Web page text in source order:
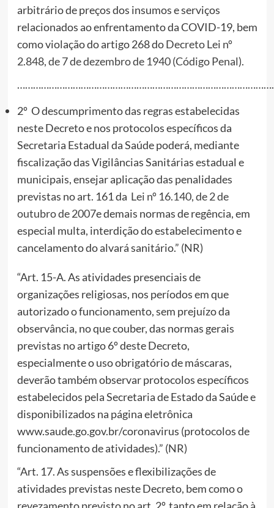
arbitrário de preços dos insumos e serviços
relacionados ao enfrentamento da COVID-19, bem
como violação do artigo 268 doDecreto Lei nº
2.848, de 7 de dezembro de 1940 (Código Penal).
2º O descumprimento das regras estabelecidas
neste Decreto e nos protocolos específicos da
Secretaria Estadual da Saúde poderá, mediante
fiscalização das Vigilâncias Sanitárias estadual e
municipais, ensejar aplicação das penalidades
previstas no art. 161 da Lei nº 16.140, de 2 de
outubro de 2007e demais normas de regência, em
especial multa, interdição do estabelecimento e
cancelamento do alvará sanitário.” (NR)
“Art. 15-A. As atividades presenciais de
organizações religiosas, nos períodos em que
autorizado o funcionamento, sem prejuízo da
observância, no que couber, das normas gerais
previstas no artigo 6º deste Decreto,
especialmente o uso obrigatório de máscaras,
deverão também observar protocolos específicos
estabelecidos pela Secretaria de Estado da Saúde e
disponibilizados na página eletrônica
www.saude.go.gov.br/coronavirus (protocolos de
funcionamento de atividades).” (NR)
“Art. 17. As suspensões e flexibilizações de
atividades previstas neste Decreto, bem como o